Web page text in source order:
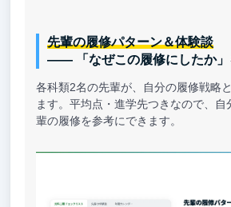
先輩の履修パターン＆体験談
—— 「なぜこの履修にしたか」
各科類2名の先輩が、自分の履修戦略
ます。平均点・進学先つきなので、自
輩の履修を参考にできます。